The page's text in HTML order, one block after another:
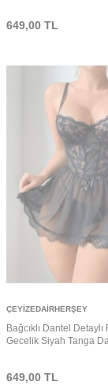
649,00 TL
ÇEYIZEDAIRHERŞEY
Bağcıklı Dantel Detaylı
Gecelik Siyah Tanga
649,00 TL